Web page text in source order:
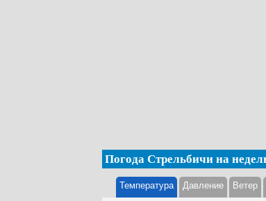
Погода Стрельбичи на
Температура Давление Ветер